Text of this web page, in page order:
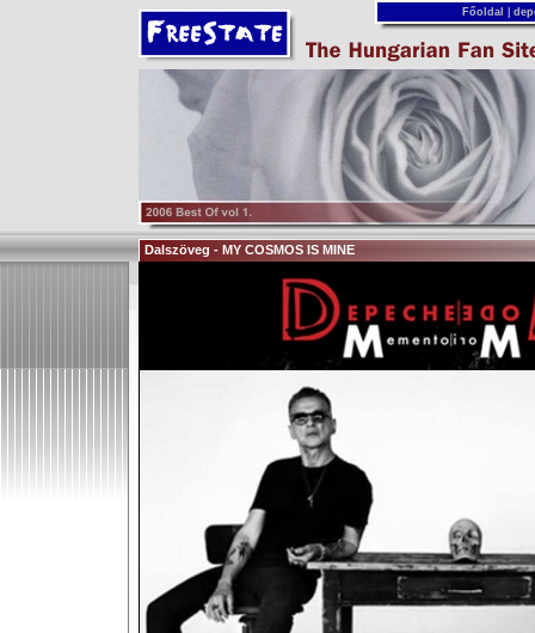
Főoldal
Dalszöveg - MY COSMOS IS MINE